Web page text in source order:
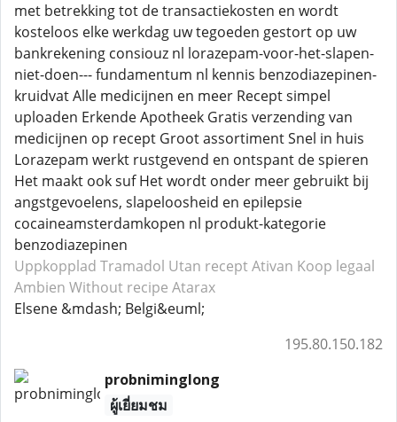
met betrekking tot de transactiekosten en wordt
kosteloos elke werkdag uw tegoeden gestort op uw
bankrekening consiouz nl lorazepam-voor-het-slapen-
niet-doen--- fundamentum nl kennis benzodiazepinen-
kruidvat Alle medicijnen en meer Recept simpel
uploaden Erkende Apotheek Gratis verzending van
medicijnen op recept Groot assortiment Snel in huis
Lorazepam werkt rustgevend en ontspant de spieren
Het maakt ook suf Het wordt onder meer gebruikt bij
angstgevoelens, slapeloosheid en epilepsie
cocaineamsterdamkopen nl produkt-kategorie
benzodiazepinen
Uppkopplad Tramadol Utan recept Ativan Koop legaal
Ambien Without recipe Atarax
Elsene &mdash; Belgi&euml;
195.80.150.182
probniminglong
ผู้เยี่ยมชม